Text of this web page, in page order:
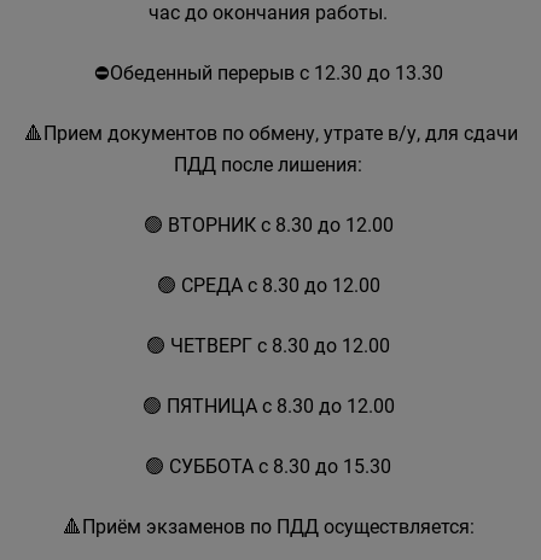
час до окончания работы.
⛔Обеденный перерыв с 12.30 до 13.30
🔺Прием документов по обмену, утрате в/у, для сдачи
ПДД после лишения:
🟢 ВТОРНИК с 8.30 до 12.00
🟢 СРЕДА с 8.30 до 12.00
🟢 ЧЕТВЕРГ с 8.30 до 12.00
🟢 ПЯТНИЦА с 8.30 до 12.00
🟢 СУББОТА с 8.30 до 15.30
🔺Приём экзаменов по ПДД осуществляется: